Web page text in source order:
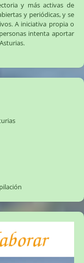
y más activas de
y periódicas, y se
A iniciativa propia o
intenta aportar